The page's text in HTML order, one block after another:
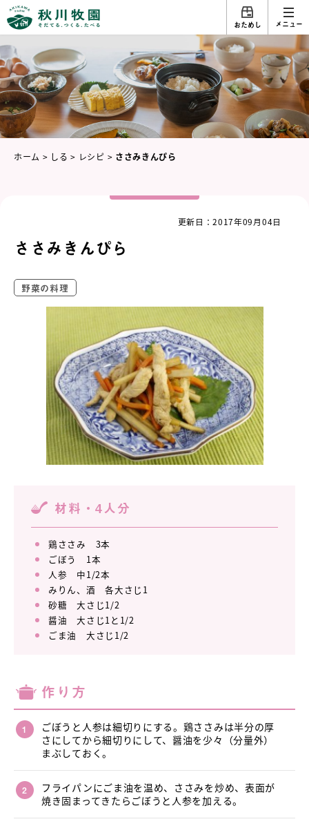
おためし メニュー
ホーム > しる > レシピ > ささみきんぴら
更新日：2017年09月04日
ささみきんぴら
野菜の料理
材料・4人分
鶏ささみ 3本
ごぼう 1本
人参 中1/2本
みりん、酒 各大さじ1
砂糖 大さじ1/2
醤油 大さじ1と1/2
ごま油 大さじ1/2
作り方
ごぼうと人参は細切りにする。鶏ささみは半分の厚
さにしてから細切りにして、醤油を少々（分量外）
まぶしておく。
フライパンにごま油を温め、ささみを炒め、表面が
焼き固まってきたらごぼうと人参を加える。